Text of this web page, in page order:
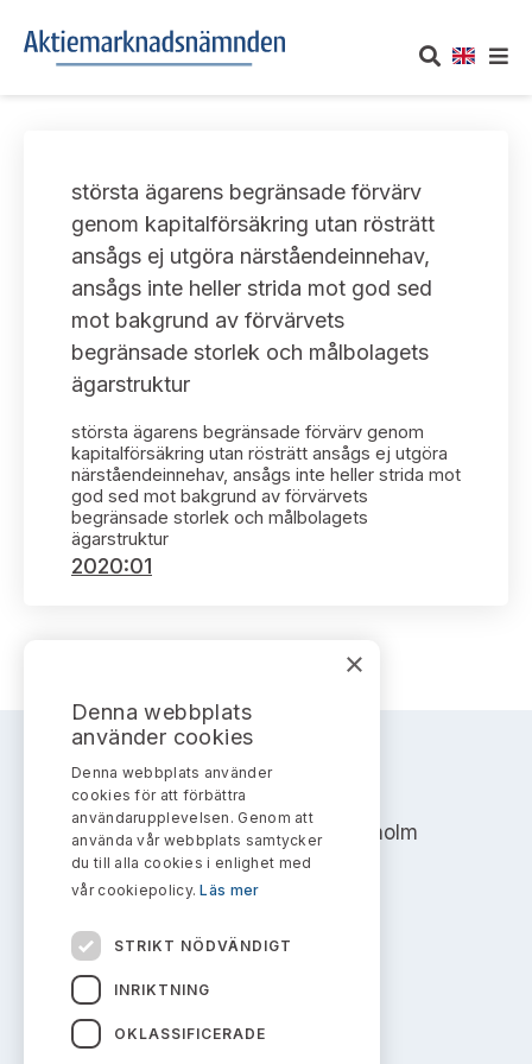
Om oss
Vårt uppdrag
Informationsgivning
Arbetssätt och jävsfrågor
Stadgar
Arbetsordning
Ledamöter
Publikationer och anföranden
UTTALANDEN
Om nämndens uttalanden
Framställningar och konsultation
Uttalanden sorterade efter publiceringsdatum
Samtliga uttalanden sorterade årsvis
Uttalanden sorterade ämnesvis
Sök uttalanden
TAKEOVER-REGLER
Takeover-regler för reglerade marknader och vissa
handelsplattformar
AKTUELLT
Prenumerera
Bildarkiv
KONTAKT
Kontakt angående ansökningar och uttalanden
Kontakt administrativa ärenden
största ägarens begränsade förvärv
genom kapitalförsäkring utan rösträtt
ansågs ej utgöra närståendeinnehav,
ansågs inte heller strida mot god sed
mot bakgrund av förvärvets
begränsade storlek och målbolagets
ägarstruktur
största ägarens begränsade förvärv genom
kapitalförsäkring utan rösträtt ansågs ej utgöra
närståendeinnehav, ansågs inte heller strida mot
god sed mot bakgrund av förvärvets
begränsade storlek och målbolagets
ägarstruktur
2020:01
AKTIEMARKNADSNÄMNDEN
Address: Box 7354, 103 90 Stockholm
info@aktiemarknadsnamnden.se
Om innehållet
Om webbplatsen
×
Denna webbplats
använder cookies
Denna webbplats använder
cookies för att förbättra
användarupplevelsen. Genom att
använda vår webbplats samtycker
du till alla cookies i enlighet med
vår cookiepolicy.Läs mer
STRIKT NÖDVÄNDIGT
INRIKTNING
OKLASSIFICERADE